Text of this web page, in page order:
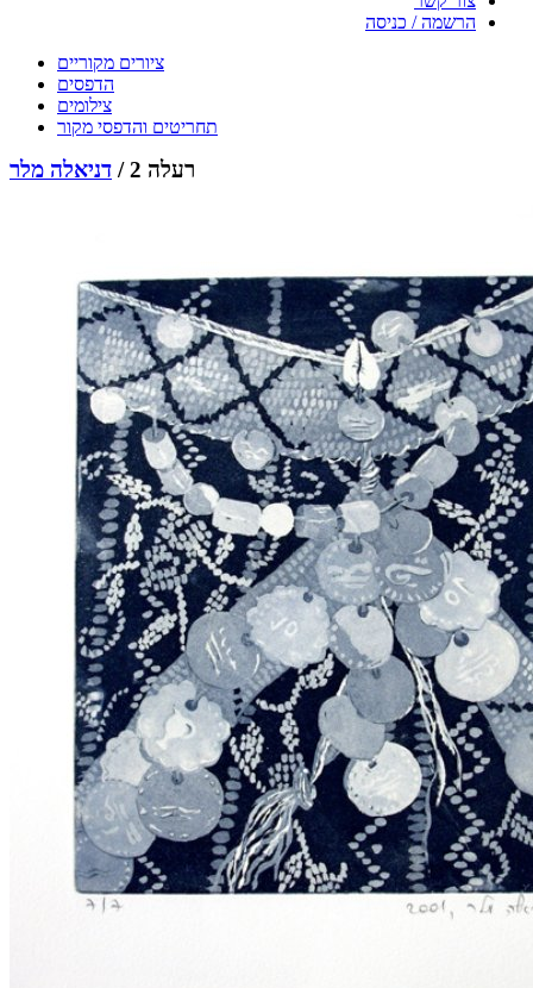
הרשמה / כניסה
ציורים מקוריים
הדפסים
צילומים
תחריטים והדפסי מקור
רעלה 2 / דניאלה מלר